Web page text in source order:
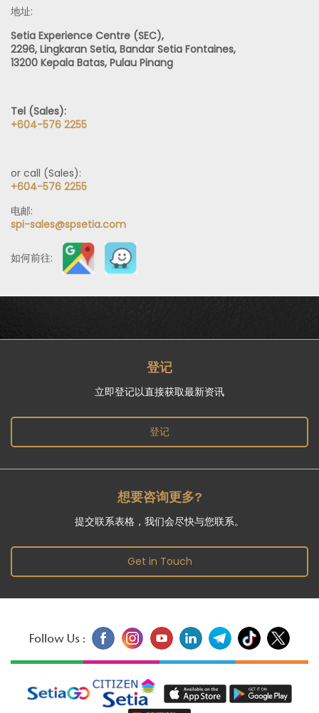
地址:
Setia Experience Centre (SEC),
2296, Lingkaran Setia, Bandar Setia Fontaines,
13200 Kepala Batas, Pulau Pinang
Tel (Sales):
+604-576 2255
or call (Sales):
+604-576 2255
电邮:
spi-sales@spsetia.com
如何前往:
登记
立即登记以直接获取最新资讯
登记
想要咨询更多?
提交联系表格，我们会尽快与您联系。
Get in Touch
Follow Us :